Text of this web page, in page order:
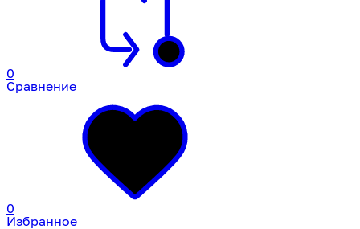
0
Сравнение
0
Избранное